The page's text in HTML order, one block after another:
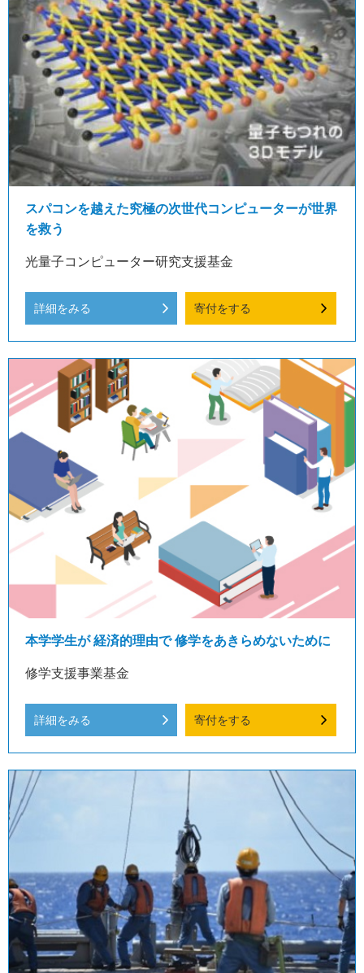
スパコンを越えた究極の次世代コンピューターが世界
を救う
光量子コンピューター研究支援基金
詳細をみる 寄付をする
本学学生が 経済的理由で 修学をあきらめないために
修学支援事業基金
詳細をみる 寄付をする